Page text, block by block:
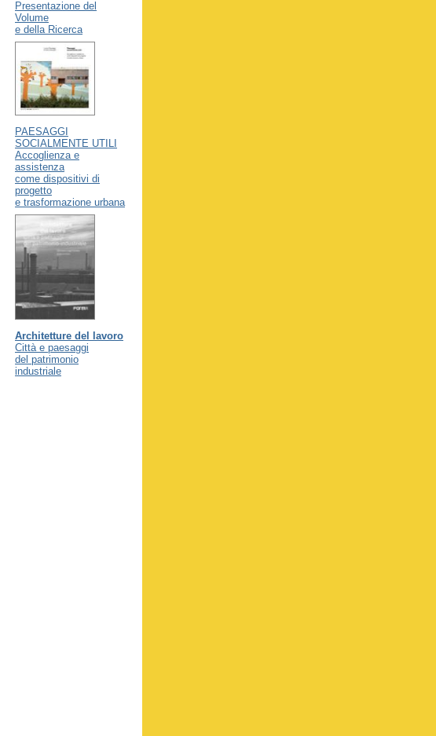
Presentazione del
Volume
e della Ricerca
PAESAGGI
SOCIALMENTE UTILI
Accoglienza e
assistenza
come dispositivi di
progetto
e trasformazione urbana
Architetture del lavoro
Città e paesaggi
del patrimonio
industriale